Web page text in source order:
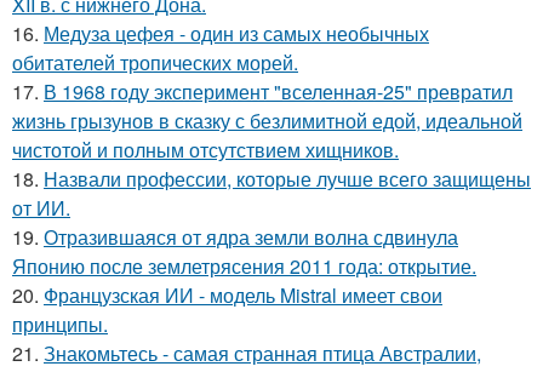
16. Медуза цефея - один из самых необычных
обитателей тропических морей.
17. В 1968 году эксперимент "вселенная-25" превратил
жизнь грызунов в сказку с безлимитной едой, идеальной
чистотой и полным отсутствием хищников.
18. Назвали профессии, которые лучше всего защищены
от ИИ.
19. Отразившаяся от ядра земли волна сдвинула
Японию после землетрясения 2011 года: открытие.
20. Французская ИИ - модель Mistral имеет свои
принципы.
21. Знакомьтесь - самая странная птица Австралии,